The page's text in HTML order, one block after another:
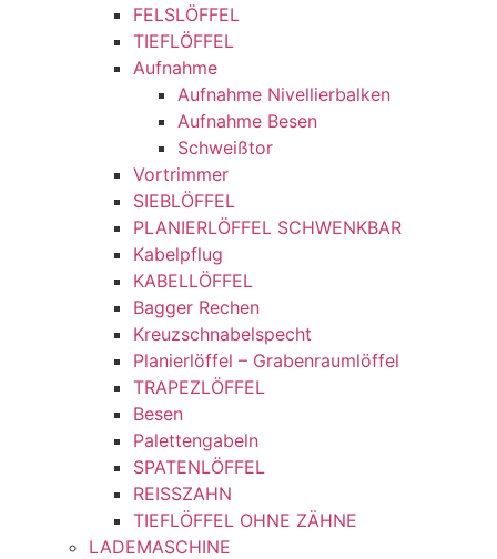
FELSLÖFFEL
TIEFLÖFFEL
Aufnahme
Aufnahme Nivellierbalken
Aufnahme Besen
Schweißtor
Vortrimmer
SIEBLÖFFEL
PLANIERLÖFFEL SCHWENKBAR
Kabelpflug
KABELLÖFFEL
Bagger Rechen
Kreuzschnabelspecht
Planierlöffel – Grabenraumlöffel
TRAPEZLÖFFEL
Besen
Palettengabeln
SPATENLÖFFEL
REISSZAHN
TIEFLÖFFEL OHNE ZÄHNE
LADEMASCHINE